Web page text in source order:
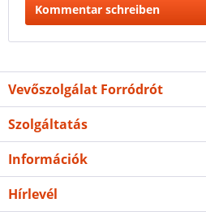
Kommentar schreiben
Vevőszolgálat Forródrót
Szolgáltatás
Információk
Hírlevél